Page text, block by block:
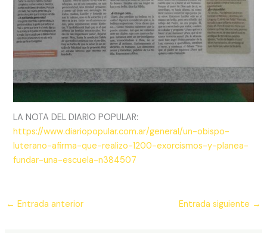
LA NOTA DEL DIARIO POPULAR:
https://www.diariopopular.com.ar/general/un-obispo-
luterano-afirma-que-realizo-1200-exorcismos-y-planea-
fundar-una-escuela-n384507
← Entrada anterior Entrada siguiente →